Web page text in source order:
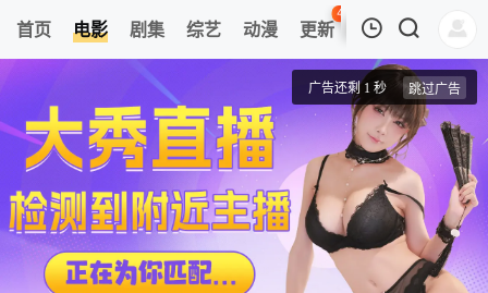
首页 电影 剧集 综艺 动漫 更新
44
热榜 APP
我的观影记录
正片
特种兵王2使命抉择
清空